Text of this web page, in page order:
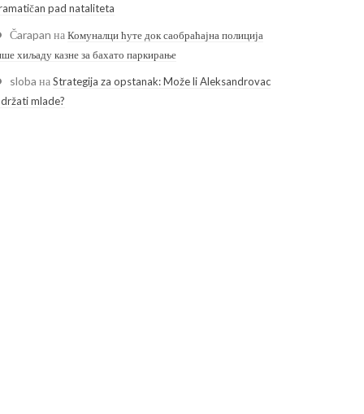
pad nataliteta
Čarapan наКомуналци ћуте док саобраћајна полиција
хиљаду казне за бахато паркирање
sloba наStrategija za opstanak: Može li Aleksandrovac
mlade?